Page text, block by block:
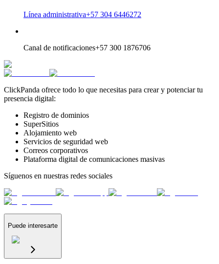
Línea administrativa+57 304 6446272
Canal de notificaciones+57 300 1876706
ClickPanda ofrece todo lo que necesitas para crear y potenciar tu
presencia digital:
Registro de dominios
SuperSitios
Alojamiento web
Servicios de seguridad web
Correos corporativos
Plataforma digital de comunicaciones masivas
Síguenos en nuestras redes sociales
Puede interesarte